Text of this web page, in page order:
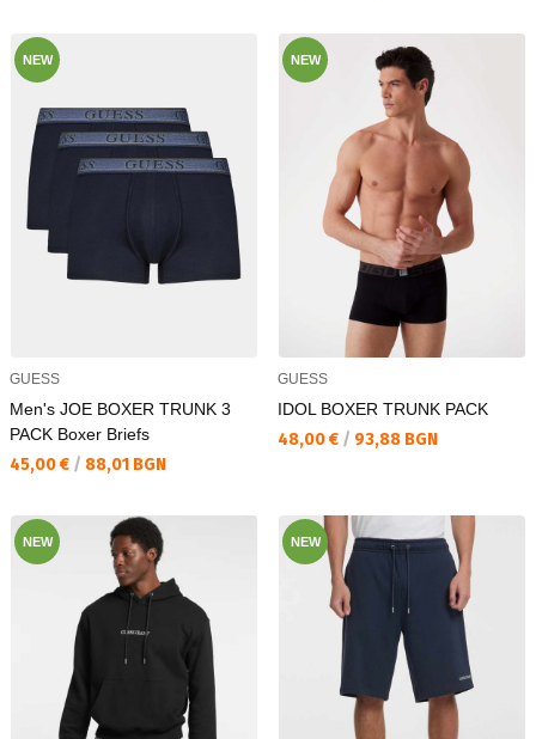
NEW
GUESS
Men's JOE BOXER TRUNK 3
PACK Boxer Briefs
Текуща цена:
45,00 € / 88,01 BGN
NEW
GUESS
IDOL BOXER TRUNK PACK
Текуща цена:
48,00 € / 93,88 BGN
NEW NEW